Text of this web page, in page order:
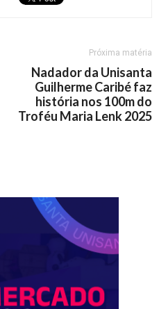
Próxima matéria
Nadador da Unisanta
Guilherme Caribé faz
história nos 100m do
Troféu Maria Lenk 2025